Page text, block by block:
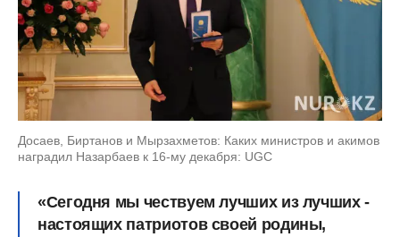
Досаев, Биртанов и Мырзахметов: Каких министров и акимов
наградил Назарбаев к 16-му декабря: UGC
«Сегодня мы чествуем лучших из лучших -
настоящих патриотов своей родины,